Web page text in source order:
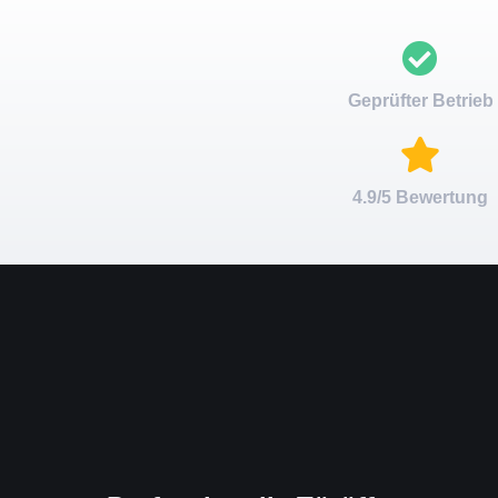
Geprüfter Betrieb
4.9/5 Bewertung